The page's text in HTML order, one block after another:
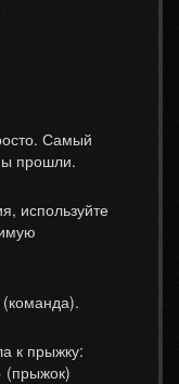
Самый
прошли.
используйте
к прыжку:
(прыжок)